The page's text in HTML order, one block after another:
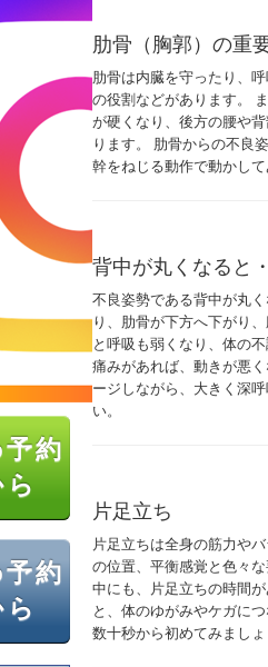
予約
予約
ら
肋骨（胸郭）の重
肋骨は内臓を守ったり、
の役割などがあります。
が硬くなり、後方の腰や
ります。 肋骨からの不良
幹をねじる動作で動かし
背中が丸くなると
不良姿勢である背中が丸
り、肋骨が下方へ下がり
と呼吸も弱くなり、体の
痛みがあれば、動きが悪
ージしながら、大きく深
い。
片足立ち
片足立ちは全身の筋力や
の位置、平衡感覚と色々
中にも、片足立ちの時間
と、体のゆがみやケガに
数十秒から初めてみまし